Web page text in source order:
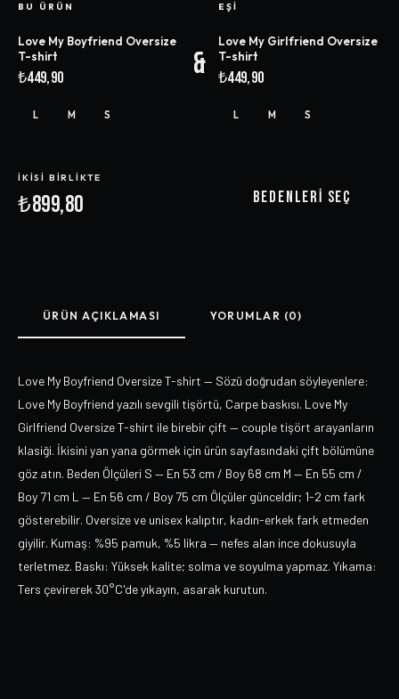
BU ÜRÜN
Love My Boyfriend Oversize
T-shirt
₺449,90
L M S
&
EŞI
Love My Girlfriend Oversize
T-shirt
₺449,90
L M S
İKISI BIRLIKTE
₺899,80 BEDENLERI SEÇ
ÜRÜN AÇIKLAMASI YORUMLAR (0)
Love My Boyfriend Oversize T-shirt — Sözü doğrudan söyleyenlere:
Love My Boyfriend yazılı sevgili tişörtü, Carpe baskısı. Love My
Girlfriend Oversize T-shirt ile birebir çift — couple tişört arayanların
klasiği. İkisini yan yana görmek için ürün sayfasındaki çift bölümüne
göz atın. Beden Ölçüleri S — En 53 cm / Boy 68 cm M — En 55 cm /
Boy 71 cm L — En 56 cm / Boy 75 cm Ölçüler günceldir; 1-2 cm fark
gösterebilir. Oversize ve unisex kalıptır, kadın-erkek fark etmeden
giyilir. Kumaş: %95 pamuk, %5 likra — nefes alan ince dokusuyla
terletmez. Baskı: Yüksek kalite; solma ve soyulma yapmaz. Yıkama:
Ters çevirerek 30°C'de yıkayın, asarak kurutun.